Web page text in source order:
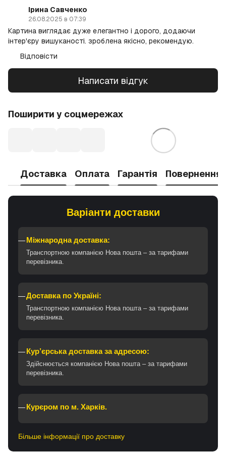
Ірина Савченко
26.08.2025 в 07:39
Картина виглядає дуже елегантно і дорого, додаючи
інтер'єру вишуканості. зроблена якісно, рекомендую.
Відповісти
Написати відгук
Поширити у соцмережах
Доставка Оплата Гарантія Повернення
Варіанти доставки
Міжнародна доставка:
Транспортною компанією Нова пошта – за тарифами
перевізника.
Доставка по Україні:
Транспортною компанією Нова пошта – за тарифами
перевізника.
Кур’єрська доставка за адресою:
Здійснюється компанією Нова пошта – за тарифами
перевізника.
Курєром по м. Харків.
Більше інформації про доставку